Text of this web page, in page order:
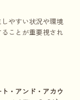
やすい状況や環境
ことが重要視され
・アンド・アカウ